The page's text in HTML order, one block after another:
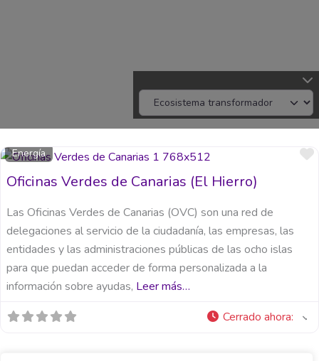
Energía
Oficinas Verdes de Canarias (El Hierro)
Las Oficinas Verdes de Canarias (OVC) son una red de
delegaciones al servicio de la ciudadanía, las empresas, las
entidades y las administraciones públicas de las ocho islas
para que puedan acceder de forma personalizada a la
información sobre ayudas, Leer más…
Cerrado ahora: